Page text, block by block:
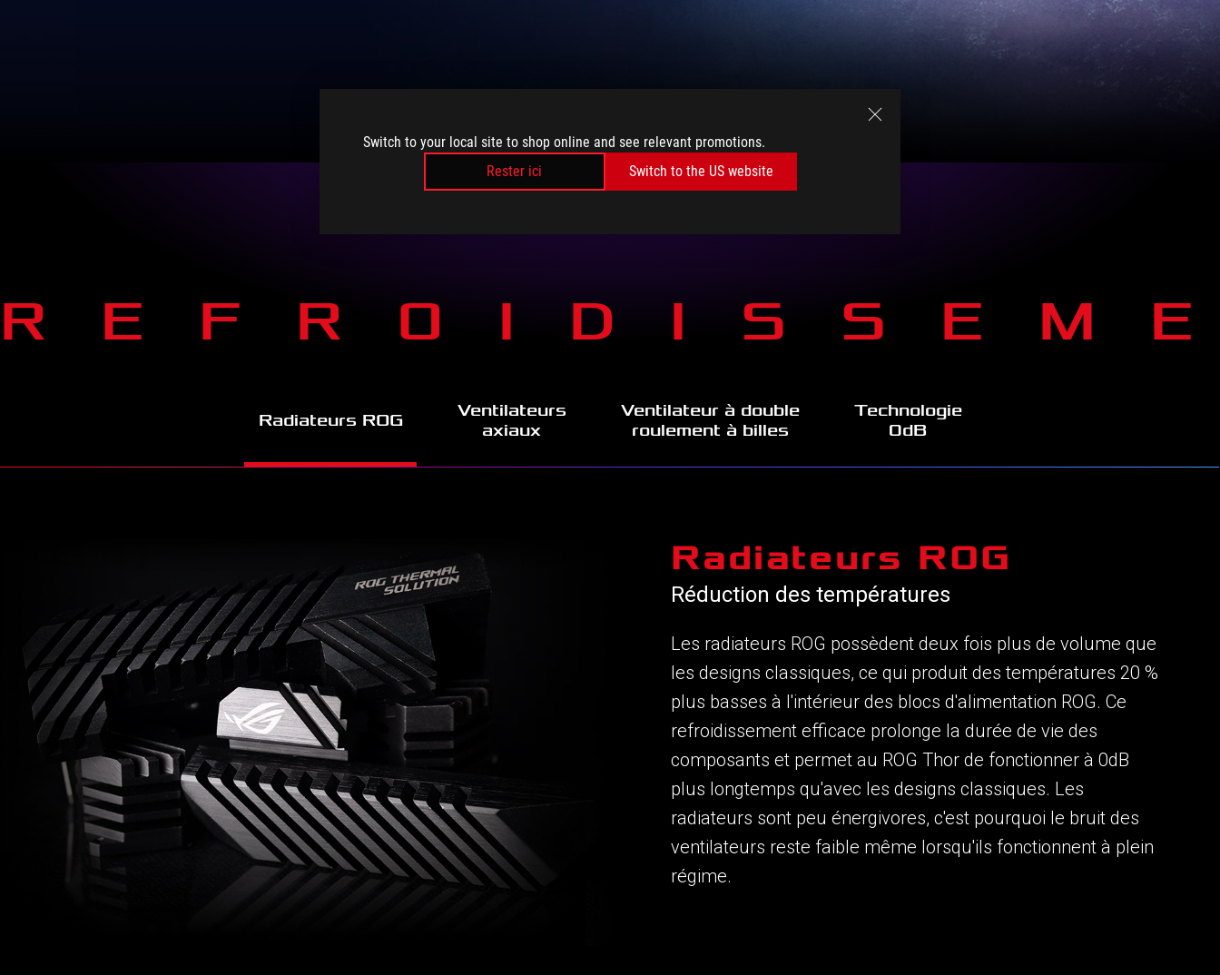
Switch to your local site to shop online and see relevant promotions.
Rester ici
Switch to the US website
Radiateurs ROG
Ventilateurs
axiaux
Ventilateur à double
roulement à billes
Technologie
0dB
Radiateurs ROG
Réduction des températures
Les radiateurs ROG possèdent deux fois plus de volume que
les designs classiques, ce qui produit des températures 20 %
plus basses à l'intérieur des blocs d'alimentation ROG. Ce
refroidissement efficace prolonge la durée de vie des
composants et permet au ROG Thor de fonctionner à 0dB
plus longtemps qu'avec les designs classiques. Les
radiateurs sont peu énergivores, c'est pourquoi le bruit des
ventilateurs reste faible même lorsqu'ils fonctionnent à plein
régime.